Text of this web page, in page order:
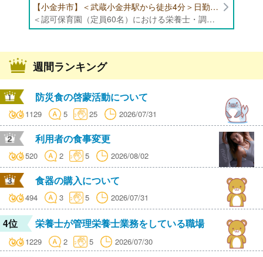
【小金井市】＜武蔵小金井駅から徒歩4分＞日勤帯勤務のみ/日曜日・祝日休み/年間休日125日以上/福利厚生充実/認可保育園（定員60名）にて栄養士・調理師の募集！
＜認可保育園（定員60名）における栄養士・調理師業務全般＞ ・下処理 ・調理、盛り付け、片付け ・離乳食、アレルギー対応 ・その他付随する業務 ※献立作成業務はありません ※定員:60名（0歳児6名、1歳児8名、2歳児10名、3歳-5歳児各12名） ※専門卒以上の方（高卒の方は不可）
週間ランキング
防災食の啓蒙活動について
1129 5 25 2026/07/31
利用者の食事変更
520 2 5 2026/08/02
食器の購入について
494 3 5 2026/07/31
4位 栄養士が管理栄養士業務をしている職場
1229 2 5 2026/07/30